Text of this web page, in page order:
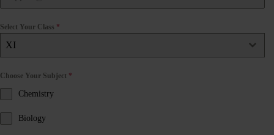
Select Your Class *
XI
Choose Your Subject *
Chemistry
Biology